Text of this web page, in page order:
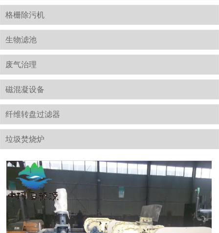
格栅除污机
生物滤池
废气治理
磁混凝设备
纤维转盘过滤器
垃圾焚烧炉